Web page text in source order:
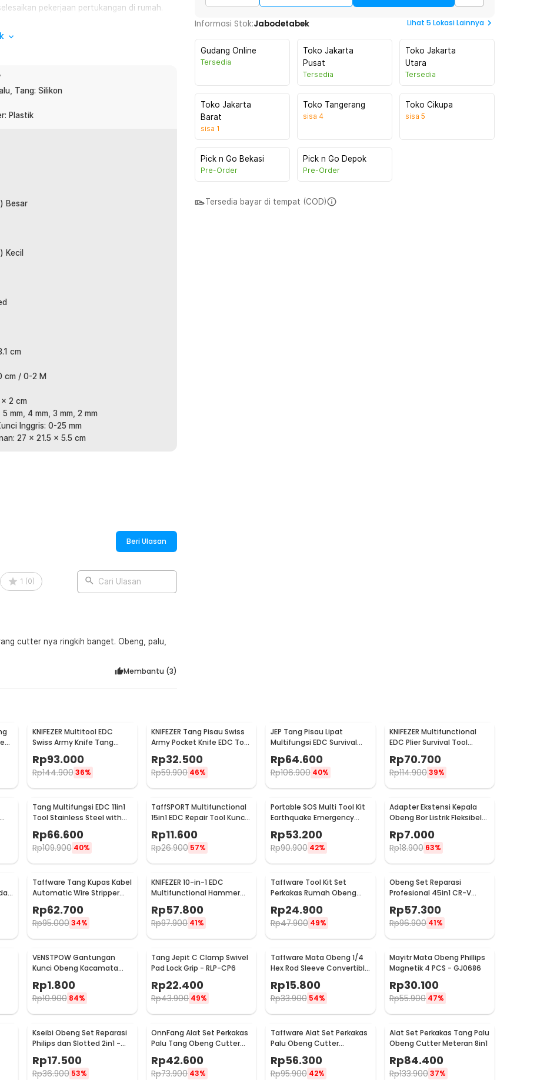
pekerjaan pertukangan di rumah.
tidak mudah patah saat digunakan.
Tang: Silikon
Plastik
Besar
Kecil
cm
cm / 0-2 M
x 2 cm
mm, 4 mm, 3 mm, 2 mm
Inggris: 0-25 mm
27 x 21.5 x 5.5 cm
Beri Ulasan
1 (0) Cari Ulasan
cutter nya ringkih banget. Obeng, palu,
Membantu (3)
Informasi Stok:Jabodetabek Lihat 5 Lokasi Lainnya
Gudang Online
Tersedia
Toko Jakarta
Pusat
Tersedia
Toko Jakarta
Utara
Tersedia
Toko Jakarta
Barat
sisa 1
Toko Tangerang
sisa 4
Toko Cikupa
sisa 5
Pick n Go Bekasi
Pre-Order
Pick n Go Depok
Pre-Order
Tersedia bayar di tempat (COD)
KNIFEZER Multitool EDC
Swiss Army Knife Tang
Kunci Pas Stainless Steel -
MPG05
Rp93.000
Rp144.900 36%
KNIFEZER Tang Pisau Swiss
Army Pocket Knife EDC Tool
Stainless Steel - A3009
Rp32.500
Rp59.900 46%
JEP Tang Pisau Lipat
Multifungsi EDC Survival
Tool Stainless Steel -
MPA22S
Rp64.600
Rp106.900 40%
KNIFEZER Multifunctional
EDC Plier Survival Tool
Rp70.700
Rp114.90039%
Tang Multifungsi EDC 11in1
Tool Stainless Steel with
Lock System - MPA01
Rp66.600
Rp109.900 40%
TaffSPORT Multifunctional
15in1 EDC Repair Tool Kunci
Pas Hex Obeng - HW0668
Rp11.600
Rp26.900 57%
Portable SOS Multi Tool Kit
Earthquake Emergency
Outdoor Survival - JT21
Rp53.200
Rp90.900 42%
Adapter Ekstensi Kepala
Obeng Bor Listrik Fleksibel
Rp7.000
Rp18.900 63%
Taffware Tang Kupas Kabel
Automatic Wire Stripper
Cutter Crimper - TK0742
Rp62.700
Rp95.000 34%
KNIFEZER 10-in-1 EDC
Multifunctional Hammer
Tool for Camping Survival -
WL-9003
Rp57.800
Rp97.900 41%
Taffware Tool Kit Set
Perkakas Rumah Obeng
KS-011
Rp24.900
Rp47.900 49%
Obeng Set Reparasi
Profesional 45in1 CR-V
untuk HP Laptop Elektronik
- 6093
Rp57.300
Rp96.900 41%
VENSTPOW Gantungan
Kunci Obeng Kacamata
Screwdriver Plus Minus
Hexagon - V001
Rp1.800
Rp10.900 84%
Tang Jepit C Clamp Swivel
Pad Lock Grip - RLP-CP6
Rp22.400
Rp43.900 49%
Taffware Mata Obeng 1/4
Hex Rod Sleeve Convertible
Joints 8 PCS
Rp15.800
Rp33.900 54%
Mayitr Mata Obeng Phillips
Magnetik 4 PCS - GJ0686
Rp30.100
Rp55.900 47%
Kseibi Obeng Set Reparasi
Philips dan Slotted 2in1 -
Rp17.500
Rp36.900 53%
OnnFang Alat Set Perkakas
Palu Tang Obeng Cutter
Meteran 8in1 - YL-8009A
Rp42.600
Rp73.900 43%
Taffware Alat Set Perkakas
Palu Obeng Cutter
Meteran 8in1
Rp56.300
Rp95.900 42%
Alat Set Perkakas Tang Palu
Obeng Cutter Meteran 8in1
Rp84.400
Rp133.90037%